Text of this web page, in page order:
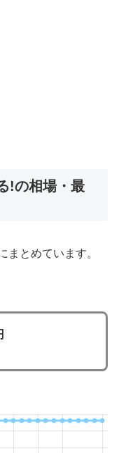
!の相場・最
まとめています。